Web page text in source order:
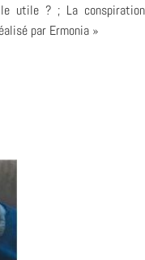
utile ? ; La conspiration
par Ermonia »